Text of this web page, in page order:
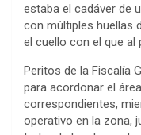
estaba el cadáver de
con múltiples huellas
el cuello con el que al
Peritos de la Fiscalía
para acordonar el
correspondientes,
operativo en la zona,